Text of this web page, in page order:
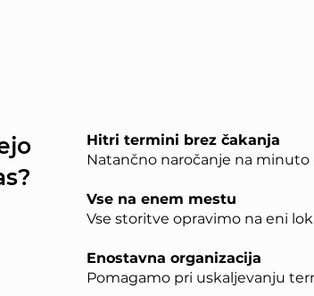
Hitri termini brez čakanja
Natančno naročanje na
Vse na enem mestu
Vse storitve opravimo na eni
Enostavna organizacija
Pomagamo pri uskaljevanju